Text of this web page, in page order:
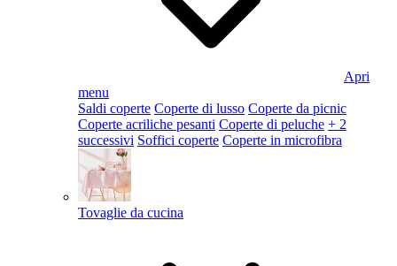
Apri
menu
Saldi coperte Coperte di lusso Coperte da picnic
Coperte acriliche pesanti Coperte di peluche + 2
successivi Soffici coperte Coperte in microfibra
Tovaglie da cucina